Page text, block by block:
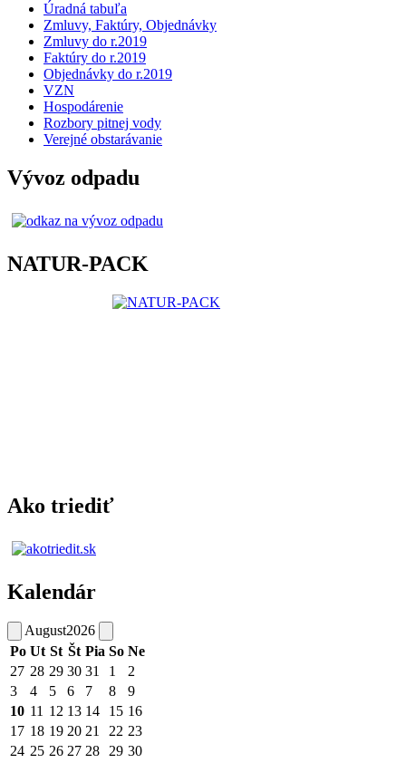
Úradná tabuľa
Zmluvy, Faktúry, Objednávky
Zmluvy do r.2019
Faktúry do r.2019
Objednávky do r.2019
VZN
Hospodárenie
Rozbory pitnej vody
Verejné obstarávanie
Vývoz odpadu
NATUR-PACK
Ako triediť
Kalendár
August2026
Po Ut St Št Pia So Ne
27 28 29 30 31 1
2
3
4 5 6 7 8
9
10 11 12 13 14 15 16
17 18 19 20 21 22 23
24 25 26 27 28 29 30